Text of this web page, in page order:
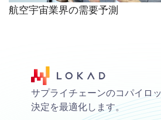
航空宇宙業界の需要予測
サプライチェーンのコパイロ
決定を最適化します。